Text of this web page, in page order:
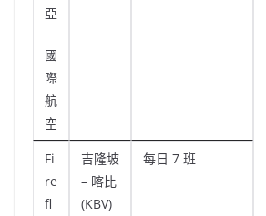
亞
國
際
航
空
Fi
re
fl
吉隆坡
– 喀比
(KBV)
每日 7 班